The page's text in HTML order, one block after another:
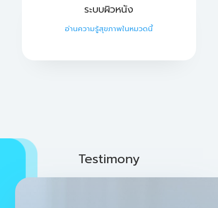
ระบบผิวหนัง
อ่านความรู้สุขภาพในหมวดนี้
Testimony